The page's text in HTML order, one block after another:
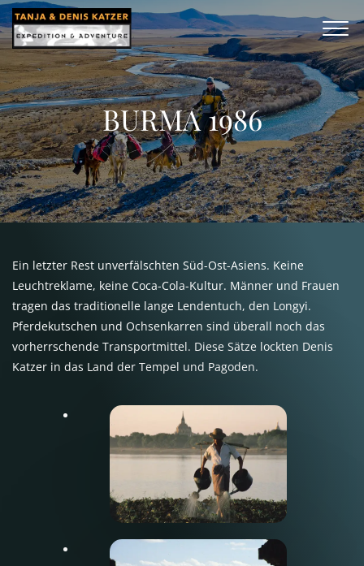
BURMA 1986
Ein letzter Rest unverfälschten Süd-Ost-Asiens. Keine
Leuchtreklame, keine Coca-Cola-Kultur. Männer und Frauen
tragen das traditionelle lange Lendentuch, den Longyi.
Pferdekutschen und Ochsenkarren sind überall noch das
vorherrschende Transportmittel. Diese Sätze lockten Denis
Katzer in das Land der Tempel und Pagoden.